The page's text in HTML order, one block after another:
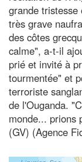
grande tristesse
très grave
des côtes
calme", a-t-il
prié et invité à
tourmentée" et
terroriste
de l'Ouganda.
monde... prions
(GV) (Agence